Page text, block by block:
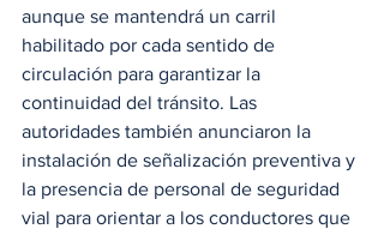
aunque se mantendrá un carril
habilitado por cada sentido de
circulación para garantizar la
continuidad del tránsito. Las
autoridades también anunciaron la
instalación de señalización preventiva y
la presencia de personal de seguridad
vial para orientar a los conductores que